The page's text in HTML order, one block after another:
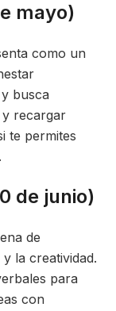
mayo)
como un
busca
y recargar
te permites
de junio)
de
la creatividad.
para
con